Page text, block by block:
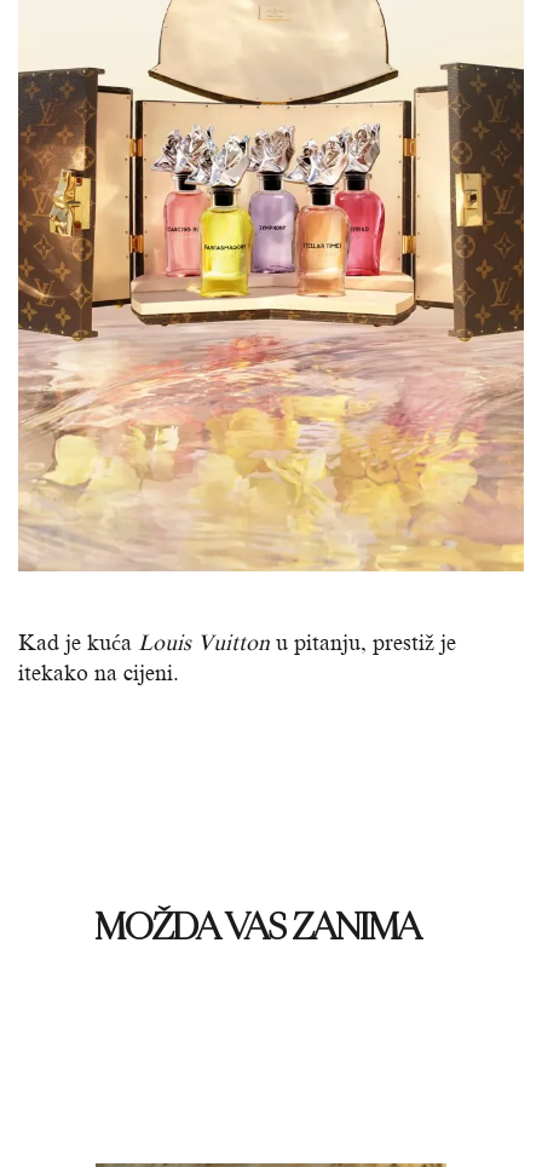
Kad je kuća Louis Vuitton u pitanju, prestiž je
itekako na cijeni.
MOŽDA VAS ZANIMA